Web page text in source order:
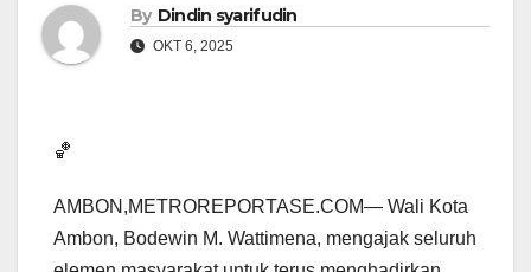
By Dindin syarifudin
OKT 6, 2025
🏀
AMBON,METROREPORTASE.COM— Wali Kota
Ambon, Bodewin M. Wattimena, mengajak seluruh